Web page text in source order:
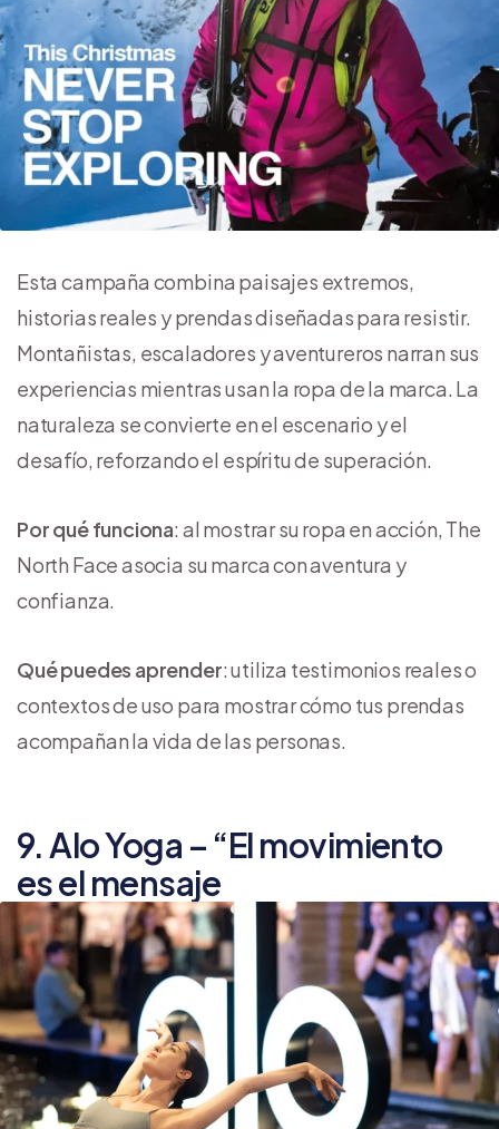
Esta campaña combina paisajes extremos,
historias reales y prendas diseñadas para resistir.
Montañistas, escaladores y aventureros narran sus
experiencias mientras usan la ropa de la marca. La
naturaleza se convierte en el escenario y el
desafío, reforzando el espíritu de superación.
Por qué funciona: al mostrar su ropa en acción, The
North Face asocia su marca con aventura y
confianza.
Qué puedes aprender: utiliza testimonios reales o
contextos de uso para mostrar cómo tus prendas
acompañan la vida de las personas.
9. Alo Yoga – “El movimiento
es el mensaje